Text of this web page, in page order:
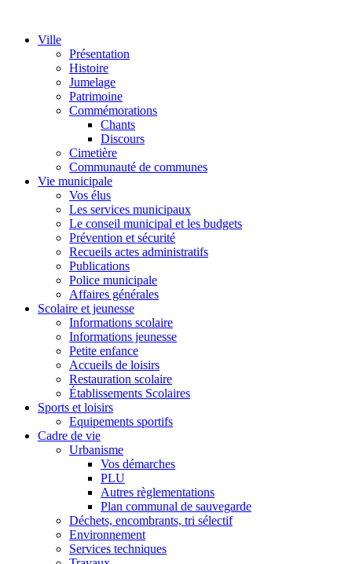
Ville
Présentation
Histoire
Jumelage
Patrimoine
Commémorations
Chants
Discours
Cimetière
Communauté de communes
Vie municipale
Vos élus
Les services municipaux
Le conseil municipal et les budgets
Prévention et sécurité
Recueils actes administratifs
Publications
Police municipale
Affaires générales
Scolaire et jeunesse
Informations scolaire
Informations jeunesse
Petite enfance
Accueils de loisirs
Restauration scolaire
Établissements Scolaires
Sports et loisirs
Equipements sportifs
Cadre de vie
Urbanisme
Vos démarches
PLU
Autres règlementations
Plan communal de sauvegarde
Déchets, encombrants, tri sélectif
Environnement
Services techniques